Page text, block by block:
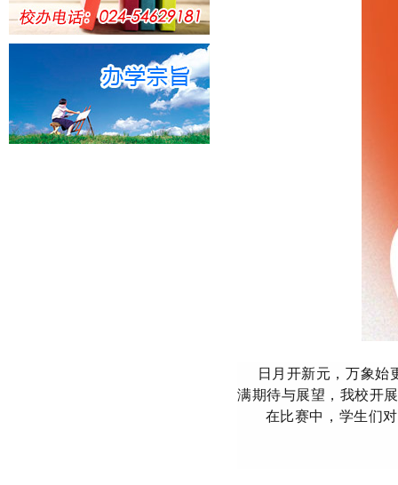
日月开新元，万象始
满期待与展望，我校开
在比赛中，学生们对